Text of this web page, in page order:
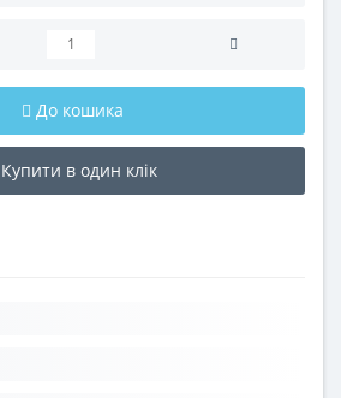
До кошика
Купити в один клік